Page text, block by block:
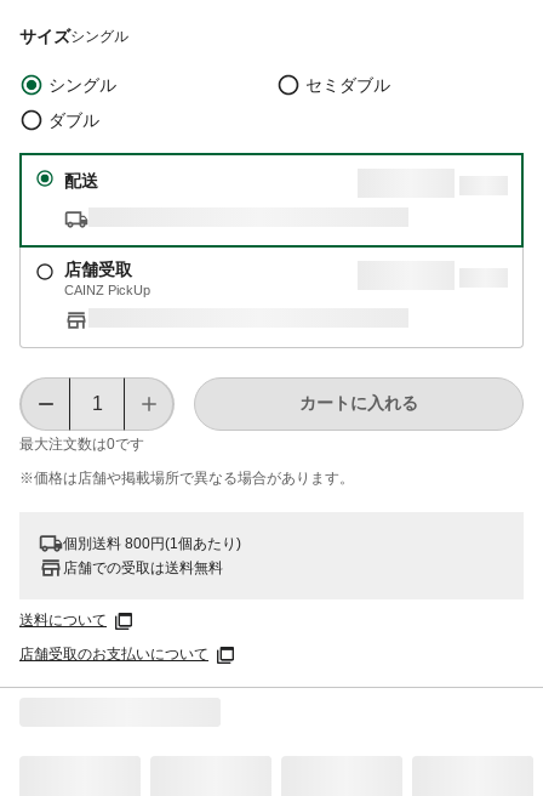
サイズシングル
シングル
セミダブル
ダブル
配送
店舗受取
CAINZ PickUp
最大注文数は0です
カートに入れる
※価格は​店舗や​掲載場所で​異なる​場合が​あります。
個別送料 800円(1個あたり)
店舗での受取は送料無料
送料について
店舗受取のお支払いについて